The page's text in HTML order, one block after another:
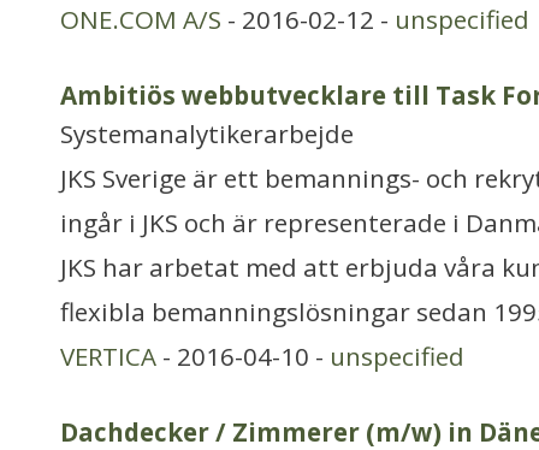
ONE.COM A/S - 2016-02-12 - unspecified
Ambitiös webbutvecklare till Task
Systemanalytikerarbejde
JKS Sverige är ett bemannings- och
ingår i JKS och är representerade i
JKS har arbetat med att erbjuda våra
flexibla bemanningslösningar sedan
VERTICA - 2016-04-10 - unspecified
Dachdecker / Zimmerer (m/w) in